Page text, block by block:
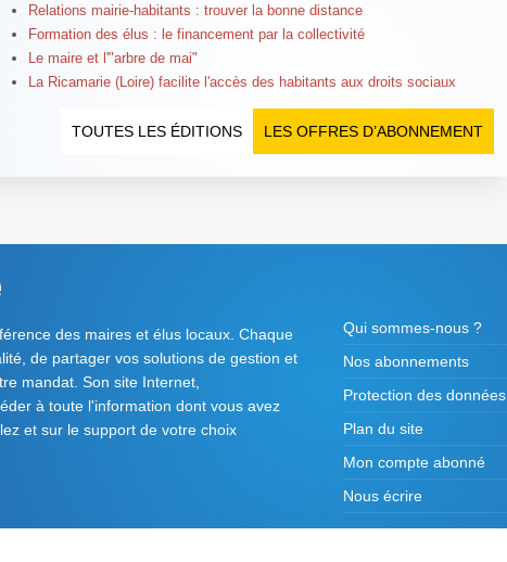
Relations mairie-habitants : trouver la bonne distance
Formation des élus : le financement par la collectivité
Le maire et l'"arbre de mai"
La Ricamarie (Loire) facilite l'accès des habitants aux droits sociaux
LES OFFRES D’ABONNEMENT
TOUTES LES ÉDITIONS
des maires et élus locaux. Chaque
de partager vos solutions de gestion et
mandat. Son site Internet,
à toute l'information dont vous avez
et sur le support de votre choix
Qui sommes-nous ?
Nos abonnements
Protection des données
Plan du site
Mon compte abonné
Nous écrire